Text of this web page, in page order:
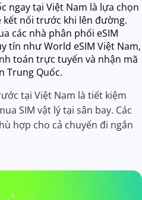
ngay tại Việt Nam là lựa chọn
kết nối trước khi lên đường.
các nhà phân phối eSIM
tín như World eSIM Việt Nam,
toán trực tuyến và nhận mã
Trung Quốc.
tại Việt Nam là tiết kiệm
SIM vật lý tại sân bay. Các
hợp cho cả chuyến đi ngắn